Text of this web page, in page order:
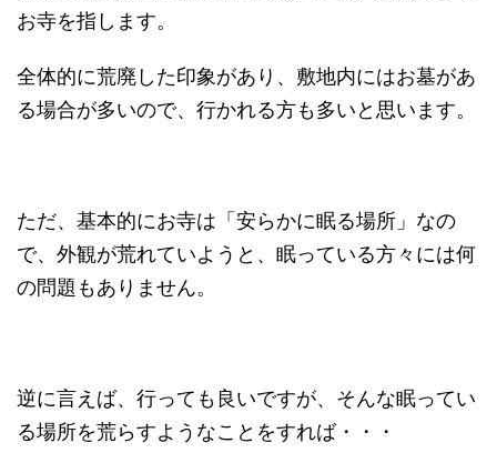
お寺を指します。
全体的に荒廃した印象があり、敷地内にはお墓があ
る場合が多いので、行かれる方も多いと思います。
ただ、基本的にお寺は「安らかに眠る場所」なの
で、外観が荒れていようと、眠っている方々には何
の問題もありません。
逆に言えば、行っても良いですが、そんな眠ってい
る場所を荒らすようなことをすれば・・・